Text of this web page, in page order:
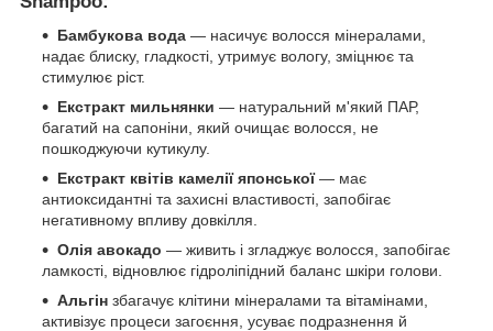
Бамбукова вода — насичує волосся мінералами,
надає блиску, гладкості, утримує вологу, зміцнює та
стимулює ріст.
Екстракт мильнянки — натуральний м'який ПАР,
багатий на сапоніни, який очищає волосся, не
пошкоджуючи кутикулу.
Екстракт квітів камелії японської— має
антиоксидантні та захисні властивості, запобігає
негативному впливу довкілля.
Олія авокадо — живить і згладжує волосся, запобігає
ламкості, відновлює гідроліпідний баланс шкіри голови.
Альгін збагачує клітини мінералами та вітамінами,
активізує процеси загоєння, усуває подразнення й